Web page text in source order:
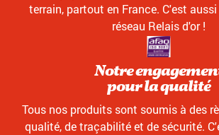
terrain, partout en France. C'est
réseau Relais d'or !
Notre
pour la qualité
Tous nos produits sont soumis à des
qualité, de traçabilité et de sécurité.